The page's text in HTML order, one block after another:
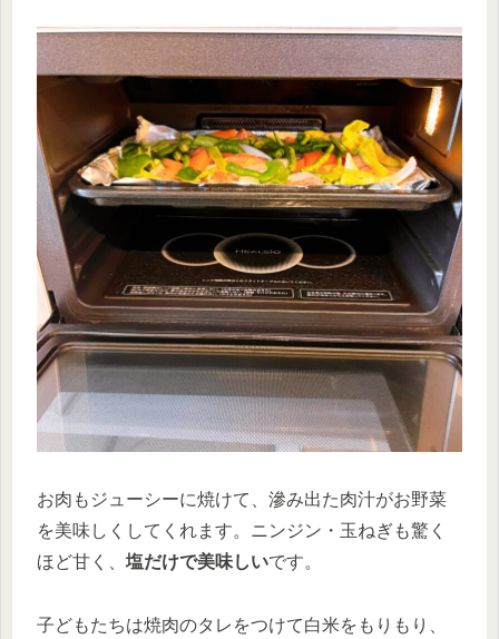
お肉もジューシーに焼けて、滲み出た肉汁がお野菜
を美味しくしてくれます。ニンジン・玉ねぎも驚く
ほど甘く、 塩だけで美味しいです。
子どもたちは焼肉のタレをつけて白米をもりもり、